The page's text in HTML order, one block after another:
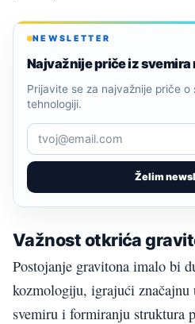
NEWSLETTER
Najvažnije priče iz svemira
Želim
Prijavite se za najvažnije priče o
tehnologiji.
Važnost otkrića
Postojanje gravitona imalo bi
kozmologiju, igrajući
svemiru i formiranju struktura